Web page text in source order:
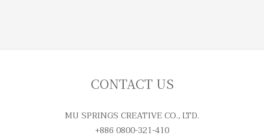
CONTACT US
MU SPRINGS CREATIVE CO., LTD.
+886 0800-321-410